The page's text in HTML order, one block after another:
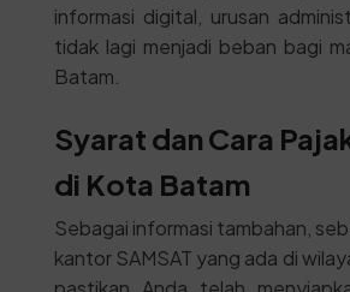
informasi digital, urusan
tidak lagi menjadi beban bagi
Batam.
Syarat dan Cara
di Kota Batam
Sebagai informasi tambahan,
kantor SAMSAT yang ada di